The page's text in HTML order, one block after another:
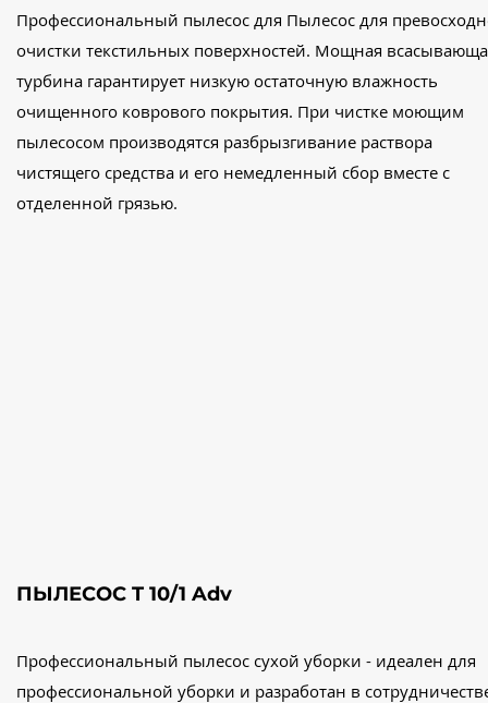
Профессиональный пылесос для Пылесос для
очистки текстильных поверхностей. Мощная
турбина гарантирует низкую остаточную влажность
очищенного коврового покрытия. При чистке моющим
пылесосом производятся разбрызгивание раствора
чистящего средства и его немедленный сбор вместе с
отделенной грязью.
ПЫЛЕСОС T 10/1 Adv
Профессиональный пылесос сухой уборки - идеален для
профессиональной уборки и разработан в